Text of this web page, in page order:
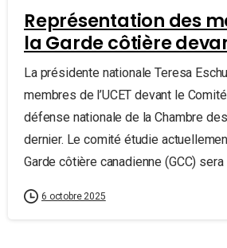
Représentation des
la Garde côtière
La présidente nationale Teresa
membres de l’UCET devant le
défense nationale de la Chambre
dernier. Le comité étudie
Garde côtière canadienne (GCC) sera
6 octobre 2025